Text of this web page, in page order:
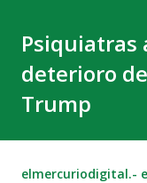
Psiquiatras
deterioro
Trump
elmercuriodigital.-